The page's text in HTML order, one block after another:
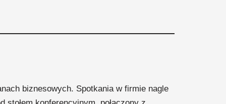
biznesowych. Spotkania w firmie nagle